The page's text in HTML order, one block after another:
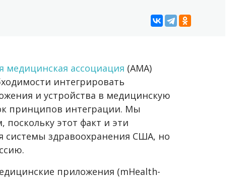
медицинская ассоциация (АМА)
интегрировать
и устройства в медицинскую
принципов интеграции. Мы
поскольку этот факт и эти
здравоохранения США, но
приложения (mHealth-